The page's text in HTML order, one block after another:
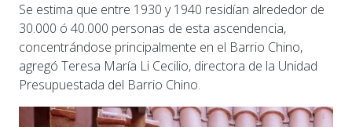
Se estima que entre 1930 y 1940 residían alrededor de
30.000 ó 40.000 personas de esta ascendencia,
concentrándose principalmente en el Barrio Chino,
agregó Teresa María Li Cecilio, directora de la Unidad
Presupuestada del Barrio Chino.